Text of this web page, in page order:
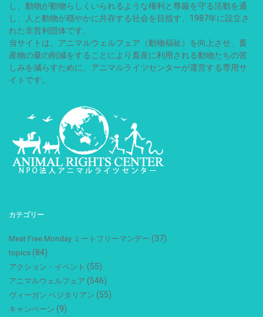
し、動物が動物らしくいられるような権利と尊厳を守る活動を通
し、人と動物が穏やかに共存する社会を目指す、1987年に設立さ
れた非営利団体です。
当サイトは、アニマルウェルフェア（動物福祉）を向上させ、畜
産物の量の削減をすることにより畜産に利用される動物たちの苦
しみを減らすために、アニマルライツセンターが運営する専用サ
イトです。
カテゴリー
Meat Free Monday ミートフリーマンデー (37)
topics (84)
アクション・イベント (55)
アニマルウェルフェア (546)
ヴィーガン ベジタリアン (55)
キャンペーン (9)